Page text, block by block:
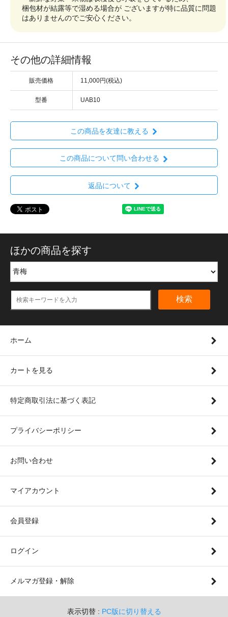
梱包材が結露等で湿める場合が ございますが特に品質に問題
はありませんのでご安心ください。
その他の詳細情報
販売価格 11,000円(税込)
型番 UAB10
この商品を友達に教える
この商品について問い合わせる
返品について
ほかの商品を探す
検索
ホーム
カートを見る
特定商取引法に基づく表記
プライバシーポリシー
お問い合わせ
マイアカウント
会員登録
ログイン
メルマガ登録・解除
表示切替 : PC版に切り替える